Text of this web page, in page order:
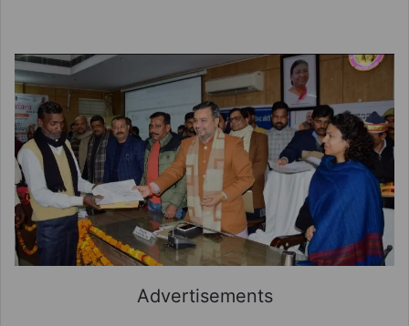
Advertisements